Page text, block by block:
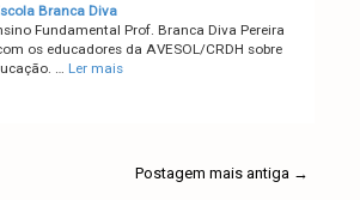
Branca Diva
Fundamental Prof. Branca Diva Pereira
os educadores da AVESOL/CRDH sobre
…
Ler mais
Postagem mais antiga →